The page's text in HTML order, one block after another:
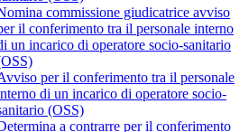
commissione giudicatrice avviso
il conferimento tra il personale interno
un incarico di operatore socio-sanitario
per il conferimento tra il personale
di un incarico di operatore socio-
(OSS)
a contrarre per il conferimento